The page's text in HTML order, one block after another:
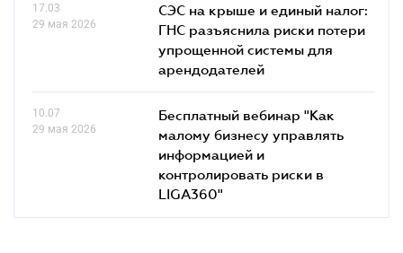
17.03
29 мая 2026
СЭС на крыше и единый налог:
ГНС разъяснила риски потери
упрощенной системы для
арендодателей
10.07
29 мая 2026
Бесплатный вебинар "Как
малому бизнесу управлять
информацией и
контролировать риски в
LIGA360"